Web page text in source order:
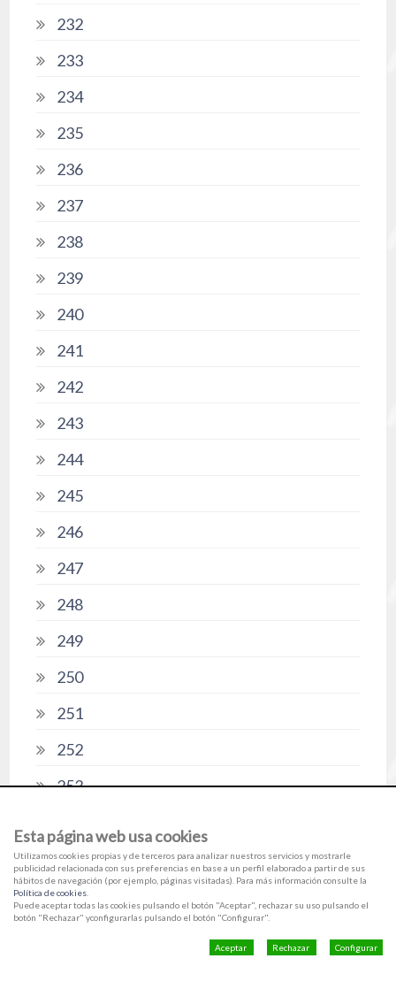
232
233
234
235
236
237
238
239
240
241
242
243
244
245
246
247
248
249
250
251
252
253
255
256
Esta página web usa cookies
Utilizamos cookies propias y de terceros para analizar nuestros servicios y mostrarle
publicidad relacionada con sus preferencias en base a un perfil elaborado a partir de sus
hábitos de navegación (por ejemplo, páginas visitadas). Para más información consulte la
Política de cookies
Puede aceptar todas las cookies pulsando el botón "Aceptar", rechazar su uso pulsando el
botón "Rechazar" yconfigurarlas pulsando el botón "Configurar".
Aceptar Rechazar Configurar